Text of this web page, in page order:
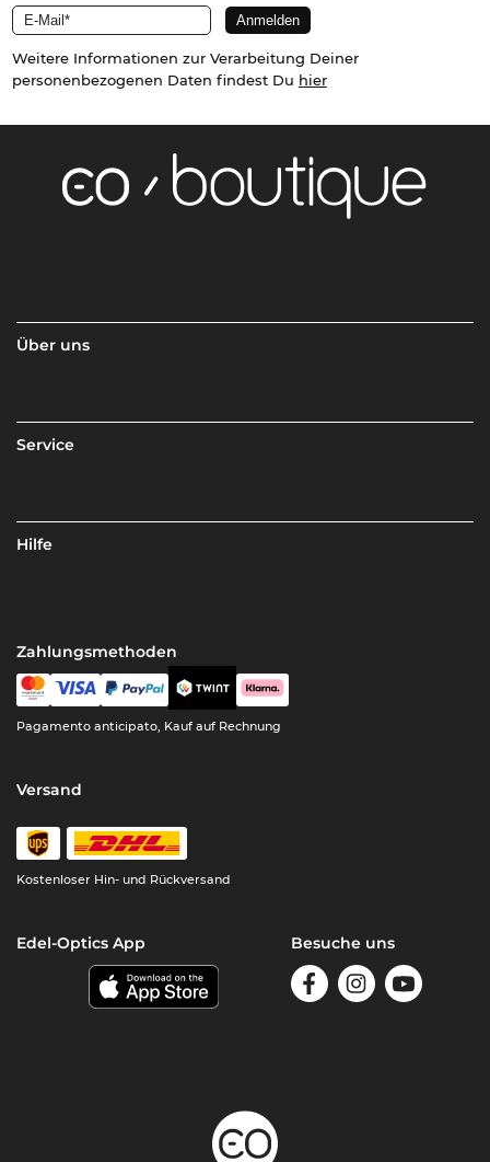
Weitere Informationen zur Verarbeitung Deiner
personenbezogenen Daten findest Du hier
Über uns
Service
Hilfe
Zahlungsmethoden
Pagamento anticipato, Kauf auf Rechnung
Versand
Kostenloser Hin- und Rückversand
Edel-Optics App Besuche uns